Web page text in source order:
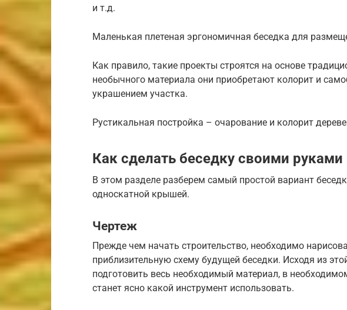
и т.д.
Маленькая плетеная эргономичная беседка для
Как правило, такие проекты строятся на основе
необычного материала они приобретают колорит и
украшением участка.
Рустикальная постройка – очарование и колорит
Как сделать беседку своими
В этом разделе разберем самый простой вариант
односкатной крышей.
Чертеж
Прежде чем начать строительство, необходимо
приблизительную схему будущей беседки. Исходя из
подготовить весь необходимый материал, в
станет ясно какой инструмент использовать.